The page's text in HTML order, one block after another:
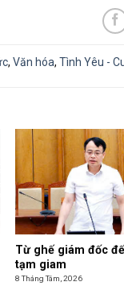
, Văn hóa, Tình Yêu -
Từ ghế giám đốc
tạm giam
8 Tháng Tám, 2026